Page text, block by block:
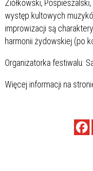
Ziółkowski,
występ kultowych
improwizacji są
harmonii żydowskiej (po
Organizatorka festiwalu:
Więcej informacji na